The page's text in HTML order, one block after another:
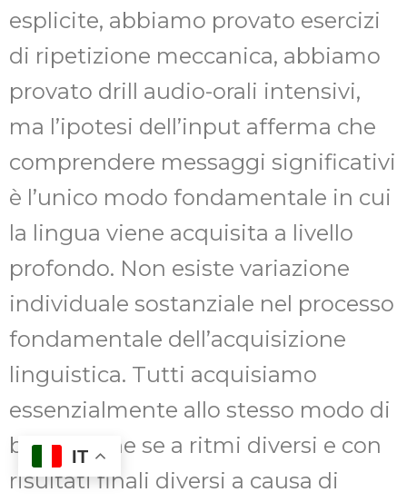
esplicite, abbiamo provato esercizi
di ripetizione meccanica, abbiamo
provato drill audio-orali intensivi,
ma l’ipotesi dell’input afferma che
comprendere messaggi significativi
è l’unico modo fondamentale in cui
la lingua viene acquisita a livello
profondo. Non esiste variazione
individuale sostanziale nel processo
fondamentale dell’acquisizione
linguistica. Tutti acquisiamo
essenzialmente allo stesso modo di
base, anche se a ritmi diversi e con
risultati finali diversi a causa di
IT